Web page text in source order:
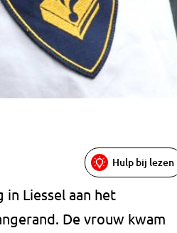
Hulp bij lezen
Liessel aan het
De vrouw kwam